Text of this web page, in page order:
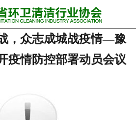
网站首页
协会动态
行业资讯
，众志成城战疫情—豫
疫情防控部署动员会议